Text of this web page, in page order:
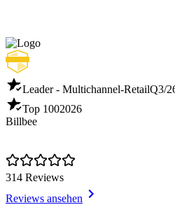
Leader - Multichannel-RetailQ3/
Top 1002026
Billbee
314 Reviews
Reviews ansehen